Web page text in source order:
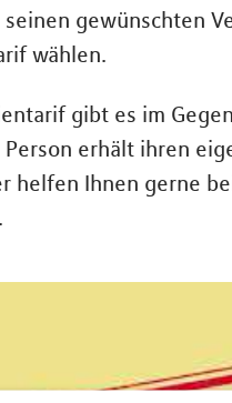
gewünschten
wählen.
gibt es im
erhält ihren
helfen Ihnen gerne